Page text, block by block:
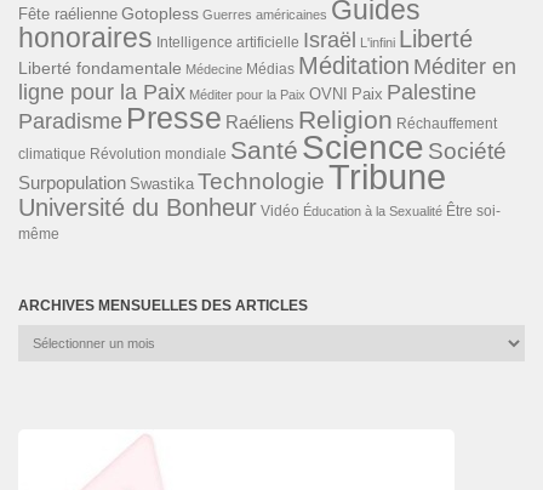
Fête raélienne Gotopless Guerres américaines Guides
honoraires Intelligence artificielle Israël L'infini Liberté
Liberté fondamentale Médecine Médias Méditation Méditer en
ligne pour la Paix Méditer pour la Paix OVNI Paix Palestine
Paradisme Presse Raéliens Religion Réchauffement
climatique Révolution mondiale Santé Science Société
Surpopulation Swastika TechnologieTribune
Université du Bonheur Vidéo Éducation à la Sexualité Être soi-
même
ARCHIVES MENSUELLES DES ARTICLES
Archives